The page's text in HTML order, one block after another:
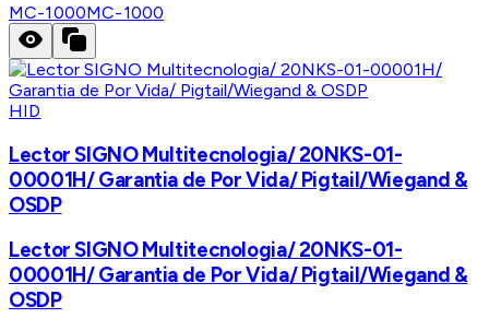
MC-1000MC-1000
HID
Lector SIGNO Multitecnologia/ 20NKS-01-
00001H/ Garantia de Por Vida/ Pigtail/Wiegand &
OSDP
Lector SIGNO Multitecnologia/ 20NKS-01-
00001H/ Garantia de Por Vida/ Pigtail/Wiegand &
OSDP